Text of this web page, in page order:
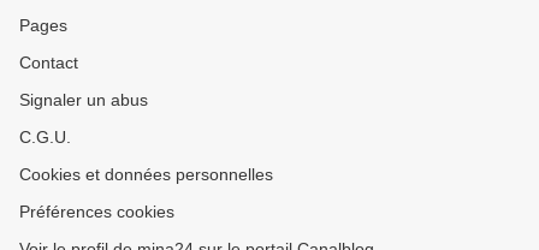
Pages
Contact
Signaler un abus
C.G.U.
Cookies et données personnelles
Préférences cookies